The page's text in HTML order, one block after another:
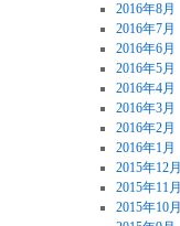
2016年8月
2016年7月
2016年6月
2016年5月
2016年4月
2016年3月
2016年2月
2016年1月
2015年12月
2015年11月
2015年10月